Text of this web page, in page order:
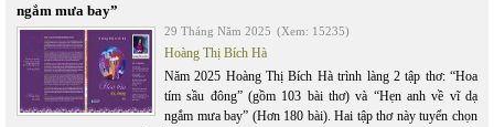
ngắm mưa bay”
29 Tháng Năm 2025 (Xem: 15235)
Hoàng Thị Bích Hà
Năm 2025 Hoàng Thị Bích Hà trình làng 2 tập thơ: “Hoa
tím sầu đông” (gồm 103 bài thơ) và “Hẹn anh về vĩ dạ
ngắm mưa bay” (Hơn 180 bài). Hai tập thơ này tuyển chọn